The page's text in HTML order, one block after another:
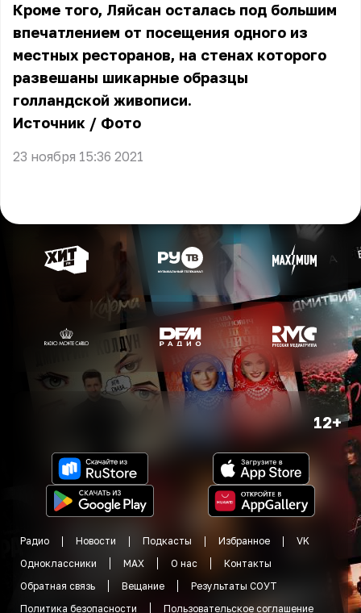
Кроме того, Ляйсан осталась под большим
впечатлением от посещения одного из
местных ресторанов, на стенах которого
развешаны шикарные образцы
голландской живописи.
Источник / Фото
23 ноября 15:36 2021
12+
Радио Новости Подкасты Избранное
VK
Одноклассники
MAX О нас
Контакты
Обратная связь
Вещание
Результаты СОУТ
Политика безопасности
Пользовательское соглашение